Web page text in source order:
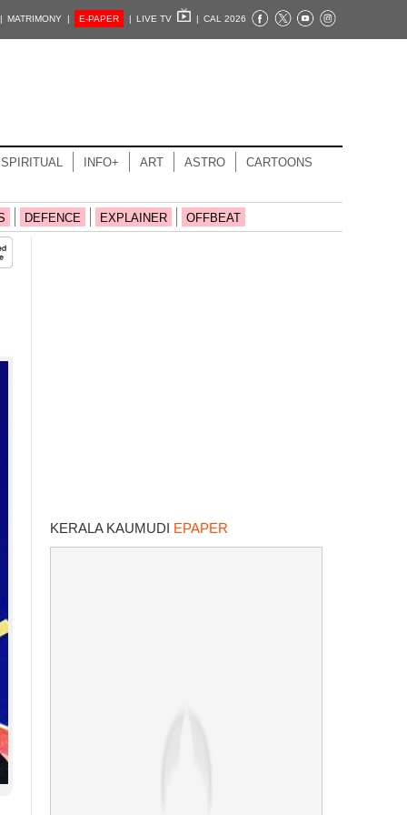
MATRIMONY | E-PAPER | LIVE TV | CAL 2026
SPIRITUAL INFO+ ART ASTRO CARTOONS
DEFENCE EXPLAINER OFFBEAT
KERALA KAUMUDI EPAPER